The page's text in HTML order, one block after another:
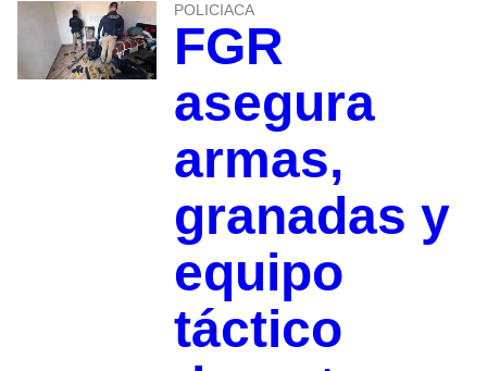
POLICIACA
FGR
asegura
armas,
granadas y
equipo
táctico